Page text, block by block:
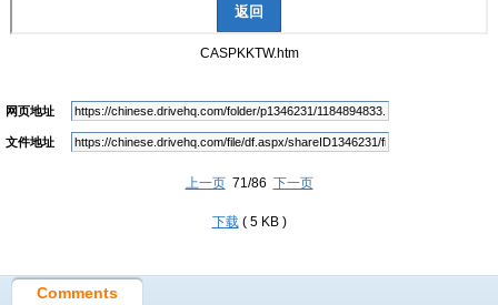
CASPKKTW.htm
网页地址
文件地址
上一页71/86 下一页
下载 ( 5 KB )
Comments